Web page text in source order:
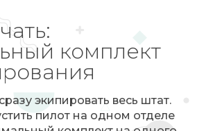
комплект
экипировать весь штат.
пилот на одном отделе